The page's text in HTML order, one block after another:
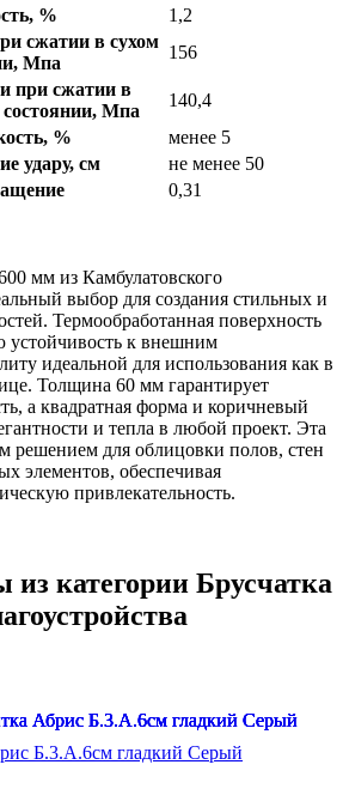
%
1,2
сжатии в сухом
Мпа
156
при сжатии в
Мпа
140,4
%
менее 5
удару, см
не менее 50
0,31
мм из Камбулатовского
выбор для создания стильных и
Термообработанная поверхность
устойчивость к внешним
идеальной для использования как в
Толщина 60 мм гарантирует
а квадратная форма и коричневый
и тепла в любой проект. Эта
решением для облицовки полов, стен
элементов, обеспечивая
привлекательность.
из категории Брусчатка
Б.3.А.6см гладкий Серый